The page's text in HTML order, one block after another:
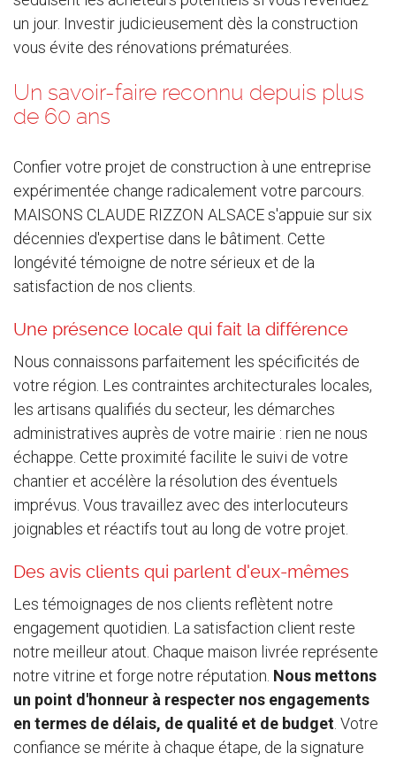
un jour. Investir judicieusement dès la construction
vous évite des rénovations prématurées.
Un savoir-faire reconnu depuis plus
de 60 ans
Confier votre projet de construction à une entreprise
expérimentée change radicalement votre parcours.
MAISONS CLAUDE RIZZON ALSACE s'appuie sur six
décennies d'expertise dans le bâtiment. Cette
longévité témoigne de notre sérieux et de la
satisfaction de nos clients.
Une présence locale qui fait la différence
Nous connaissons parfaitement les spécificités de
votre région. Les contraintes architecturales locales,
les artisans qualifiés du secteur, les démarches
administratives auprès de votre mairie : rien ne nous
échappe. Cette proximité facilite le suivi de votre
chantier et accélère la résolution des éventuels
imprévus. Vous travaillez avec des interlocuteurs
joignables et réactifs tout au long de votre projet.
Des avis clients qui parlent d'eux-mêmes
Les témoignages de nos clients reflètent notre
engagement quotidien. La satisfaction client reste
notre meilleur atout. Chaque maison livrée représente
notre vitrine et forge notre réputation. Nous mettons
un point d'honneur à respecter nos engagements
en termes de délais, de qualité et de budget. Votre
confiance se mérite à chaque étape, de la signature